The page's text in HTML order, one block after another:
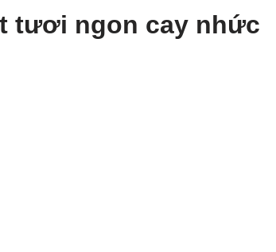
tươi ngon cay nhức